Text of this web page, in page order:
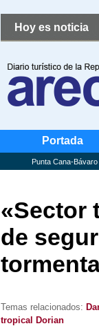
Hoy es noticia
Portada
Punta Cana-Bávaro
«Sector
de
Temas relacionados:
tropical Dorian